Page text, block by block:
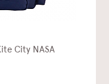
City NASA